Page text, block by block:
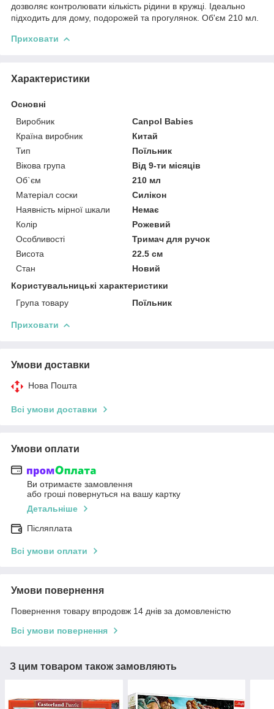
дозволяє контролювати кількість рідини в кружці. Ідеально
підходить для дому, подорожей та прогулянок. Об'єм 210 мл.
Приховати
Характеристики
Основні
Виробник
Canpol Babies
Країна виробник
Китай
Тип
Поїльник
Вікова група
Від 9-ти місяців
Об`єм
210 мл
Матеріал соски
Силікон
Наявність мірної шкали
Немає
Колір
Рожевий
Особливості
Тримач для ручок
Висота
22.5 см
Стан
Новий
Користувальницькі характеристики
Група товару
Поїльник
Приховати
Умови доставки
Нова Пошта
Всі умови доставки
Умови оплати
Ви отримаєте замовлення
або гроші повернуться на вашу картку
Детальніше
Післяплата
Всі умови оплати
Умови повернення
Повернення товару впродовж 14 днів за домовленістю
Всі умови повернення
З цим товаром також замовляють